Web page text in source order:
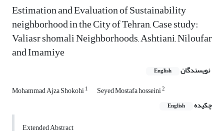
Estimation and Evaluation of Sustainability
neighborhood in the City of Tehran, ‎Case study:
Valiasr shomali Neighborhoods, Ashtiani, Niloufar
and Imamiye
نویسندگان English
Mohammad Ajza Shokohi1 Seyed Mostafa hosseini2
چکیده English